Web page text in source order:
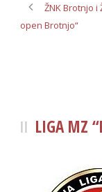
ŽNK Brotnjo
open Brotnjo“
LIGA MZ